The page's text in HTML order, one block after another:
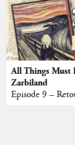
All Things Must
Zarbiland
Episode 9 –